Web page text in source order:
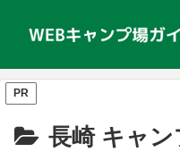
PR
長崎 キャン